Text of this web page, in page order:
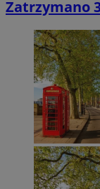
Zatrzymano